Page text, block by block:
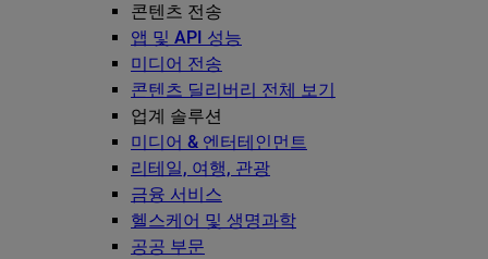
콘텐츠 전송
앱 및 API 성능
미디어 전송
콘텐츠 딜리버리 전체 보기
업계 솔루션
미디어 & 엔터테인먼트
리테일, 여행, 관광
금융 서비스
헬스케어 및 생명과학
공공 부문